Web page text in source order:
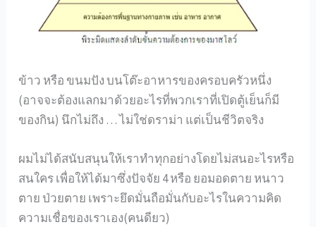
ข้าว หรือ ขนมปัง บนโต๊ะอาหารของครอบครัวหนึ่ง
(อาจจะต้องแลกมาด้วยอะไรที่พวกเราที่เปิดตู้เย็นก็มี
ของกิน) นึกไม่ถึง … ไม่ใช่ดราม่า แต่เป็นชีวิตจริง
ผมไม่ได้สนับสนุนให้เราทำทุกอย่างโดยไม่สนอะไรหรือ
สนใคร เพื่อให้ได้มาซึ่งปัจจัย 4 หรือ ยอมอดตาย หนาว
ตาย ป่วยตาย เพราะยึดมั่นถือมั่นกับอะไรในความคิด
ความเชื่อของเราเอง(คนดียว)